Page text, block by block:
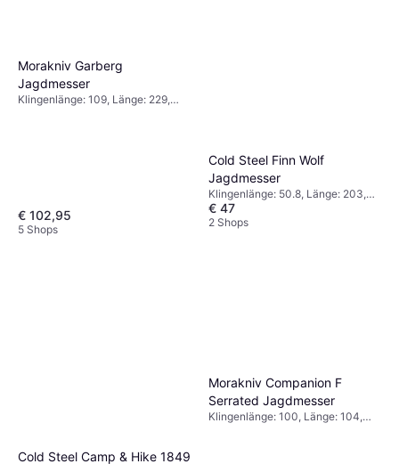
Morakniv ‎Garberg
Jagdmesser
Klingenlänge: 109, Länge: 229,
€ 102,95
5 Shops
Cold Steel Finn Wolf
Jagdmesser
Klingenlänge: 50.8, Länge: 203,
Gewicht: 96.39
€ 47
2 Shops
Cold Steel Camp & Hike 1849
Morakniv Companion F
Serrated Jagdmesser
Klingenlänge: 100, Länge: 104,